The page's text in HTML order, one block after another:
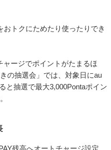
、納付書に印刷されたeL-QR
で、24時間いつでも簡単に住